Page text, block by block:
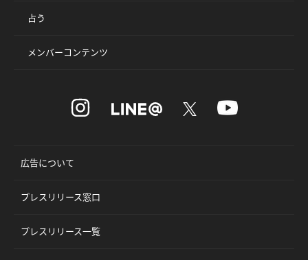
占う
メンバーコンテンツ
広告について
プレスリリース窓口
プレスリリース一覧